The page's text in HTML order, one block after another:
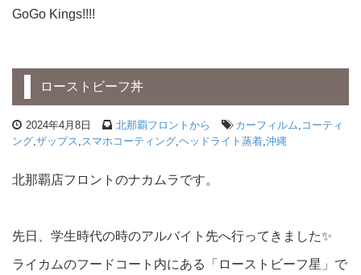
GoGo Kings!!!!
ローストビーフ丼
2024年4月8日 北那覇フロントから カーフィルム コーティ
ング ザップス スマホコーティング ヘッドライト蒸着 沖縄
北那覇店フロントのナカムラです。
先日、学生時代の時のアルバイト先へ行ってきました✨
ライカムのフードコート内にある「ローストビーフ星」で